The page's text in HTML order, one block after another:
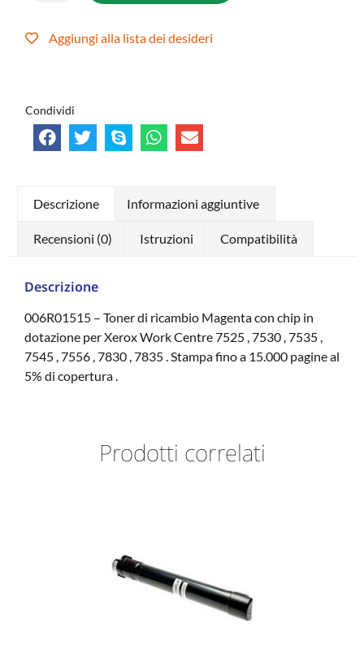
Aggiungi alla lista dei desideri
Condividi
Descrizione Informazioni aggiuntive
Recensioni (0) Istruzioni Compatibilità
Descrizione
006R01515 – Toner di ricambio Magenta con chip in
dotazione per Xerox Work Centre 7525 , 7530 , 7535 ,
7545 , 7556 , 7830 , 7835 . Stampa fino a 15.000 pagine al
5% di copertura .
Prodotti correlati